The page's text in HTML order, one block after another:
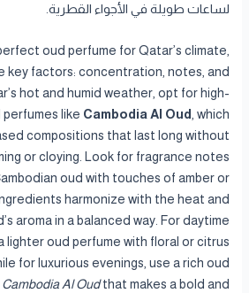
لساعات طويلة في الأجواء القطرية.
oud perfume for Qatar’s climate,
key factors: concentration, notes, and
hot and humid weather, opt for high-
like Cambodia Al Oud, which
compositions that last long without
or cloying. Look for fragrance notes
oud with touches of amber or
harmonize with the heat and
aroma in a balanced way. For daytime
lighter oud perfume with floral or citrus
for luxurious evenings, use a rich oud
Cambodia Al Oudthat makes a bold and